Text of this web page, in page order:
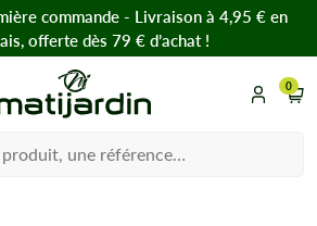
commande - Livraison à 4,95 € en
offerte dès 79 € d’achat !
0